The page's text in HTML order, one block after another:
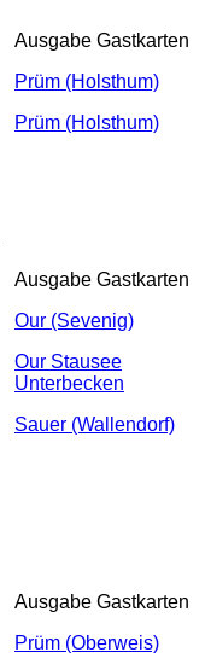
Ausgabe Gastkarten
Prüm (Holsthum)
Prüm (Holsthum)
Ausgabe Gastkarten
Our (Sevenig)
Our Stausee
Unterbecken
Sauer (Wallendorf)
Ausgabe Gastkarten
Prüm (Oberweis)